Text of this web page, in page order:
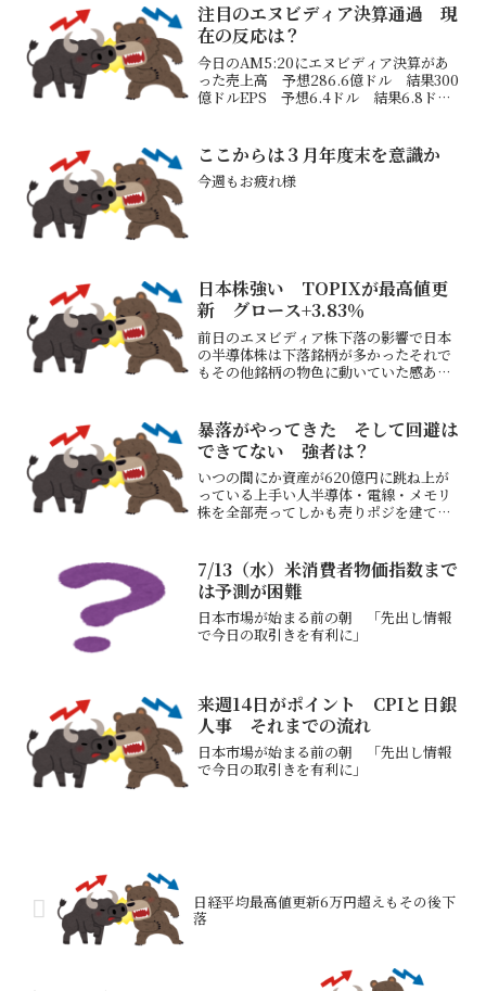
注目のエヌビディア決算通過 現
在の反応は？
今日のAM5:20にエヌビディア決算があ
った売上高 予想286.6億ドル 結果300
億ドルEPS 予想6.4ドル 結果6.8ドル
2Q)500億ドルの自社株買い枠を設定
AM...
ここからは３月年度末を意識か
今週もお疲れ様
日本株強い TOPIXが最高値更
新 グロース+3.83％
前日のエヌビディア株下落の影響で日本
の半導体株は下落銘柄が多かったそれで
もその他銘柄の物色に動いていた感あり
たそういう銘柄に資金が入った感ありグ
ロース市場の銘柄も大き...
暴落がやってきた そして回避は
できてない 強者は？
いつの間にか資産が620億円に跳ね上が
っている上手い人半導体・電線・メモリ
株を全部売ってしかも売りポジを建てた
出しでポジションを発表するときもあ
り）自分は・・・昨日そろ...
7/13（水）米消費者物価指数まで
は予測が困難
日本市場が始まる前の朝 「先出し情報
で今日の取引きを有利に」
来週14日がポイント CPIと日銀
人事 それまでの流れ
日本市場が始まる前の朝 「先出し情報
で今日の取引きを有利に」
日経平均最高値更新6万円超えもその後下
落